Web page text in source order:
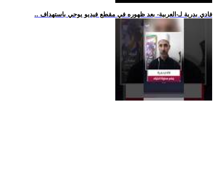
.. فادي بدرية لـ-العربية- بعد ظهوره في مقطع فيديو يوحي باستهداف